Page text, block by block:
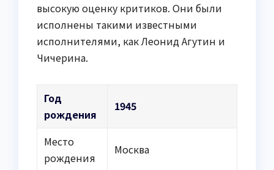
высокую оценку критиков. Они были
исполнены такими известными
исполнителями, как Леонид Агутин и
Чичерина.
Год
рождения
1945
Место
рождения
Москва